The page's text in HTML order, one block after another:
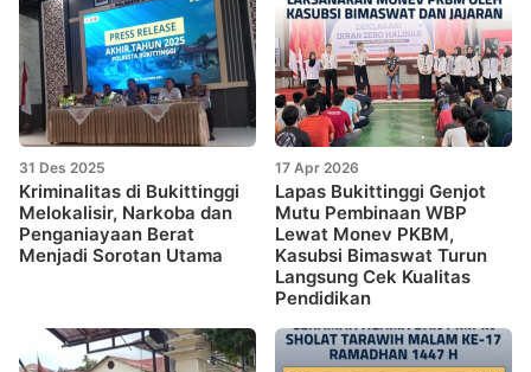
31 Des 2025
Kriminalitas di Bukittinggi
Melokalisir, Narkoba dan
Penganiayaan Berat
Menjadi Sorotan Utama
17 Apr 2026
Lapas Bukittinggi Genjot
Mutu Pembinaan WBP
Lewat Monev PKBM,
Kasubsi Bimaswat Turun
Langsung Cek Kualitas
Pendidikan